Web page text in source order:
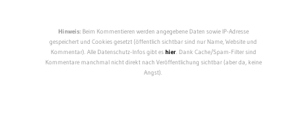
Hinweis:Beim Kommentieren werden angegebene Daten sowie IP-Adresse
gespeichert und Cookies gesetzt (öffentlich sichtbar sind nur Name, Website und
Kommentar). Alle Datenschutz-Infos gibt eshier. Dank Cache/Spam-Filter sind
Kommentare manchmal nicht direkt nach Veröffentlichung sichtbar (aber da, keine
Angst).